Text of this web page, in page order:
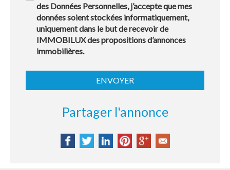
des Données Personnelles, j’accepte que mes
données soient stockées informatiquement,
uniquement dans le but de recevoir de
IMMOBILUX des propositions d’annonces
immobilières.
Partager l'annonce